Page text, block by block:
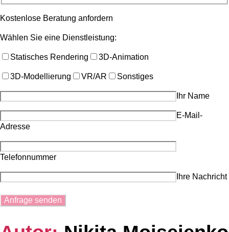
Kostenlose Beratung anfordern
Wählen Sie eine Dienstleistung:
Statisches Rendering 3D-Animation
3D-Modellierung VR/AR Sonstiges
Ihr Name
E-Mail-
Adresse
Telefonnummer
Ihre Nachricht